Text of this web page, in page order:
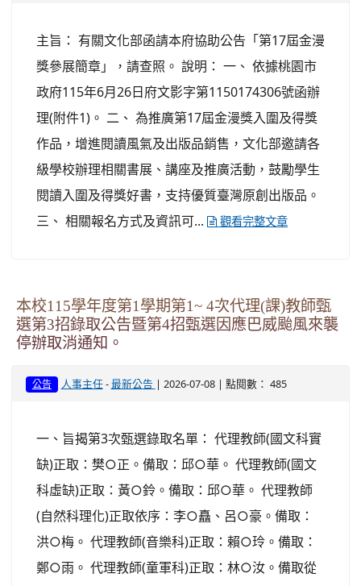
主旨： 有關文化部函請本府協助公告「第17屆金漫
獎參展簡章」，請查照。 說明： 一、 依據桃園市
政府115年6月26日府文影字第1150174306號函辦
理(附件1)。 二、 為推廣第17屆金漫獎入圍及得獎
作品，增進閱讀風氣及出版品銷售，文化部邀請各
級學校辦理相關書展、講座及推廣活動，鼓勵學生
閱讀入圍及得獎好書，支持優質臺灣原創出版品。
三、 相關報名方式及資訊可...
觀看完整文章
本校115學年度第1學期第1~ 4次代理(課)教師甄
選第3招錄取公告暨第4招甄選因應巴威颱風來襲
停辦取消通知。
公告 人事主任- 最新公告 | 2026-07-08 | 點閱數： 485
一、旨揭第3次甄選錄取名單： 代理教師(國文科實
缺)正取：樊○正。備取：邱○華。 代理教師(國文
科虛缺)正取：黃○鈴。備取：邱○華。 代理教師
(自然科理化)正取依序：李○矗、呂○豪。備取：
洪○梅。 代理教師(音樂科)正取：賴○玲。備取：
鄭○雨。 代理教師(童軍科)正取：林○汝。備取從